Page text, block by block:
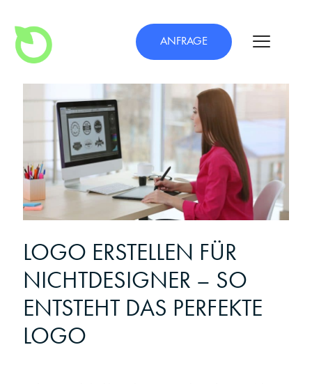
ANFRAGE
LOGO ERSTELLEN FÜR
NICHTDESIGNER – SO
ENTSTEHT DAS PERFEKTE
LOGO